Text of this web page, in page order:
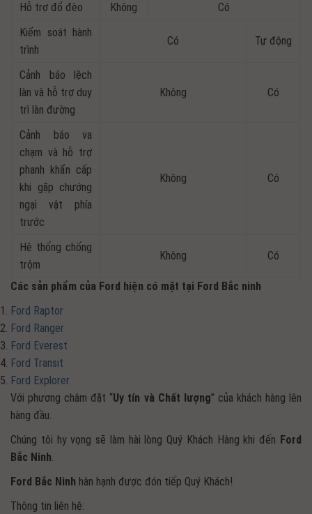
Hỗ trợ đổ đèo Không
Có
Kiểm soát hành
trình
Có Tự động
Cảnh báo lệch
làn và hỗ trợ duy
trì làn đường
Không Có
Cảnh báo va
chạm và hỗ trợ
phanh khẩn cấp
khi gặp chướng
ngại vật phía
trước
Không Có
Hệ thống chống
trộm
Không Có
Các sản phẩm của Ford hiện có mặt tại Ford Bắc ninh
Ford Raptor
Ford Ranger
Ford Everest
Ford Transit
Ford Explorer
Với phương châm đặt “Uy tín và Chất lượng” của khách hàng lên
hàng đầu.
Chúng tôi hy vọng sẽ làm hài lòng Quý Khách Hàng khi đến Ford
Bắc Ninh.
Ford Bắc Ninh hân hạnh được đón tiếp Quý Khách!
Thông tin liên hệ: